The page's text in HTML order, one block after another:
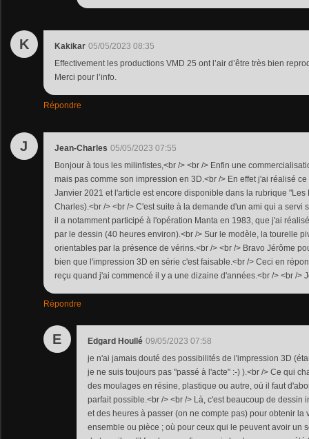
K Kakikar 05/05/2023 08:35
Effectivement les productions VMD 25 ont l’air d’être très bien
Merci pour l’info.
Répondre
J Jean-Charles 05/05/2023 07:55
Bonjour à tous les milinfistes,<br /> <br /> Enfin une
mais pas comme son impression en 3D.<br /> En effet j'ai réalisé
Janvier 2021 et l'article est encore disponible dans la rubrique "Les
Charles).<br /> <br /> C'est suite à la demande d'un ami qui a servi
il a notamment participé à l'opération Manta en 1983, que j'ai
par le dessin (40 heures environ).<br /> Sur le modèle, la tourelle
orientables par la présence de vérins.<br /> <br /> Bravo Jérôme
bien que l'impression 3D en série c'est faisable.<br /> Ceci en
reçu quand j'ai commencé il y a une dizaine d'années.<br /> <br />
Répondre
E Edgard Houllé 09/05/2023 07:58
je n'ai jamais douté des possibilités de l'impression 3D
je ne suis toujours pas "passé à l'acte" :-) ).<br /> Ce qui
des moulages en résine, plastique ou autre, où il faut
parfait possible.<br /> <br /> Là, c'est beaucoup de dessin
et des heures à passer (on ne compte pas) pour obtenir la
ensemble ou pièce ; où pour ceux qui le peuvent avoir un